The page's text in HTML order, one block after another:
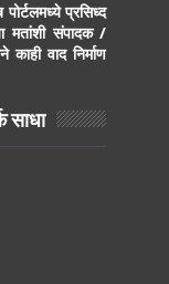
प्रसिध्द
मतांशी संपादक /
वाद निर्माण
साधा